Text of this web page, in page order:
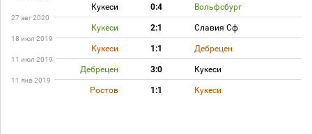
Кукеси 0:4 Вольфсбург
27 авг 2020
Кукеси 2:1 Славия Сф
18 июл 2019
Кукеси 1:1 Дебрецен
11 июл 2019
Дебрецен 3:0 Кукеси
11 янв 2019
Ростов 1:1 Кукеси